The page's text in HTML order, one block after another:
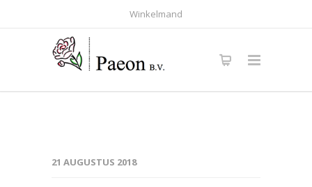
Winkelmand
21 AUGUSTUS 2018